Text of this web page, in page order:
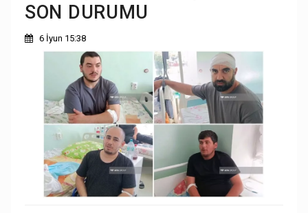
SON DURUMU
6 İyun 15:38